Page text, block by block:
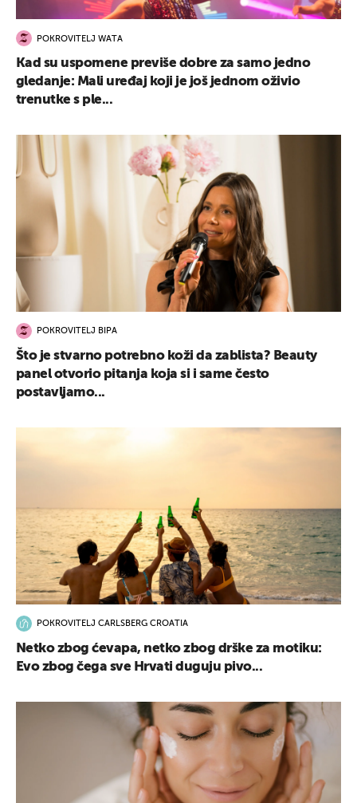
POKROVITELJ WATA
Kad su uspomene previše dobre za samo jedno
gledanje: Mali uređaj koji je još jednom oživio
trenutke s ple...
POKROVITELJ BIPA
Što je stvarno potrebno koži da zablista? Beauty
panel otvorio pitanja koja si i same često
postavljamo...
POKROVITELJ CARLSBERG CROATIA
Netko zbog ćevapa, netko zbog drške za motiku:
Evo zbog čega sve Hrvati duguju pivo...